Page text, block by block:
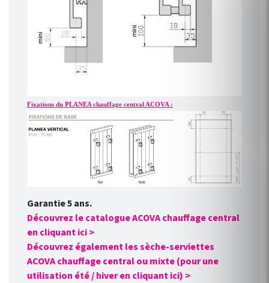
Fixations du PLANEA chauffage central ACOVA :
Garantie 5 ans.
Découvrez le catalogue ACOVA chauffage central
en cliquant ici >
Découvrez également les sèche-serviettes
ACOVA chauffage central ou mixte (pour une
utilisation été / hiver en cliquant ici) >